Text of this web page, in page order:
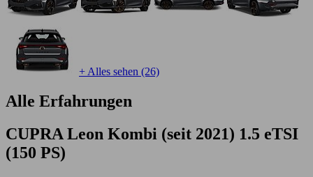
+ Alles sehen (26)
Alle Erfahrungen
CUPRA Leon Kombi (seit 2021) 1.5 eTSI
(150 PS)